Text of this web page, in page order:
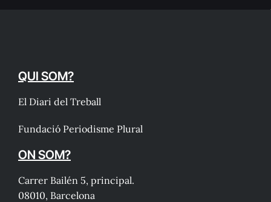
QUI SOM?
El Diari del Treball
Fundació Periodisme Plural
ON SOM?
Carrer Bailén 5, principal.
08010, Barcelona